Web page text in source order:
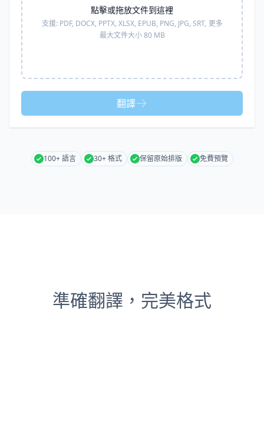
點擊或拖放文件到這裡
支援: PDF, DOCX, PPTX, XLSX, EPUB, PNG, JPG, SRT, 更多
最大文件大小 80 MB
翻譯
100+ 語言 30+ 格式 保留原始排版 免費預覽
準確翻譯，完美格式